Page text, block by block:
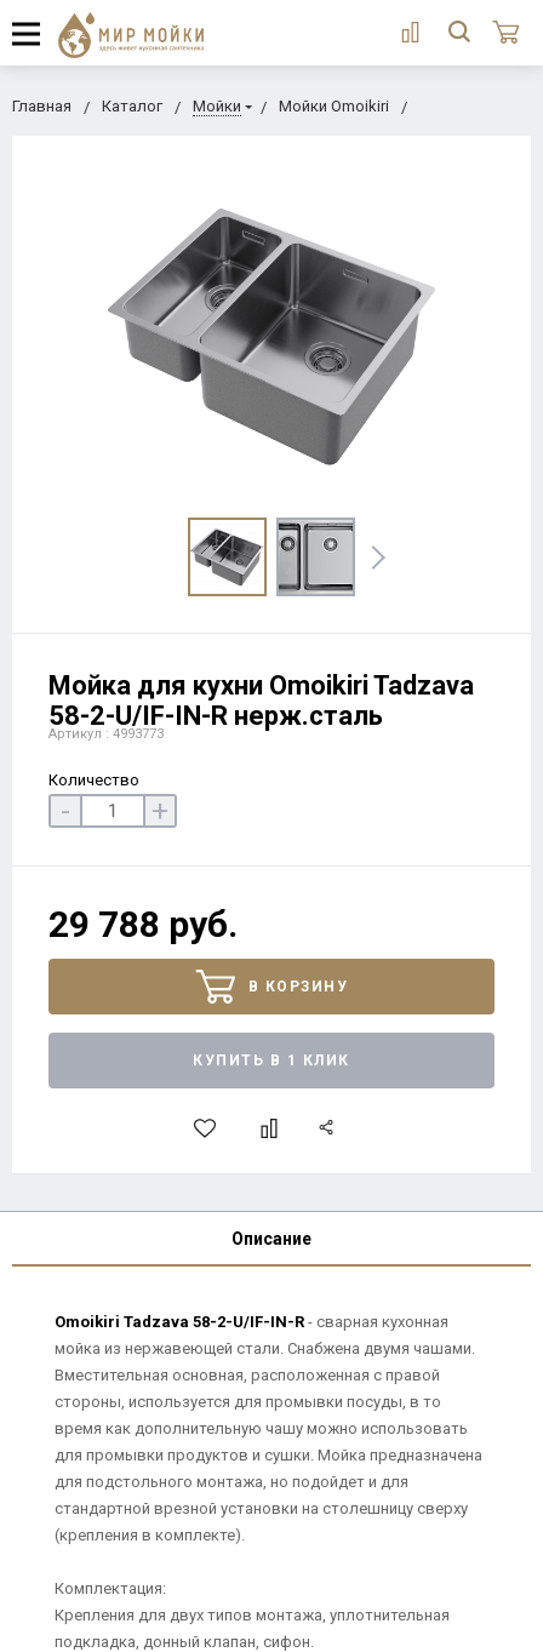
Главная Каталог Мойки Мойки Omoikiri
Мойка для кухни Omoikiri Tadzava
58-2-U/IF-IN-R нерж.сталь
Артикул : 4993773
Количество
- +
29 788 руб.
В КОРЗИНУ
КУПИТЬ В 1 КЛИК
Описание
Omoikiri Tadzava 58-2-U/IF-IN-R - сварная кухонная
мойка из нержавеющей стали. Снабжена двумя чашами.
Вместительная основная, расположенная с правой
стороны, используется для промывки посуды, в то
время как дополнительную чашу можно использовать
для промывки продуктов и сушки. Мойка предназначена
для подстольного монтажа, но подойдет и для
стандартной врезной установки на столешницу сверху
(крепления в комплекте).
Комплектация:
Крепления для двух типов монтажа, уплотнительная
подкладка, донный клапан, сифон.